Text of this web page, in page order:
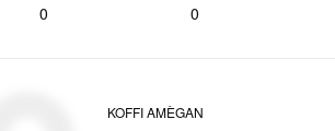
0 0
KOFFI AMÈGAN